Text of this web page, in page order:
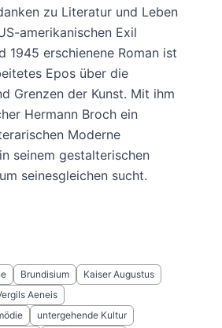
zu Literatur und Leben
amerikanischen Exil
1945 erschienene Roman ist
Epos über die
Grenzen der Kunst. Mit ihm
Hermann Broch ein
Moderne
seinem gestalterischen
seinesgleichen sucht.
Brundisium
Kaiser Augustus
Aeneis
untergehende Kultur